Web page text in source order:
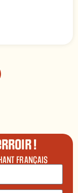
!
FRANÇAIS